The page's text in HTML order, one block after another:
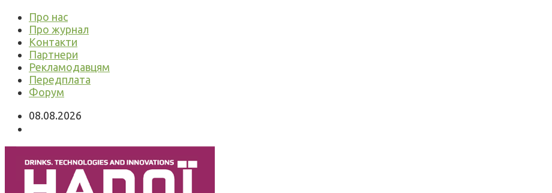
Про нас
Про журнал
Контакти
Партнери
Рекламодавцям
Передплата
Форум
08.08.2026